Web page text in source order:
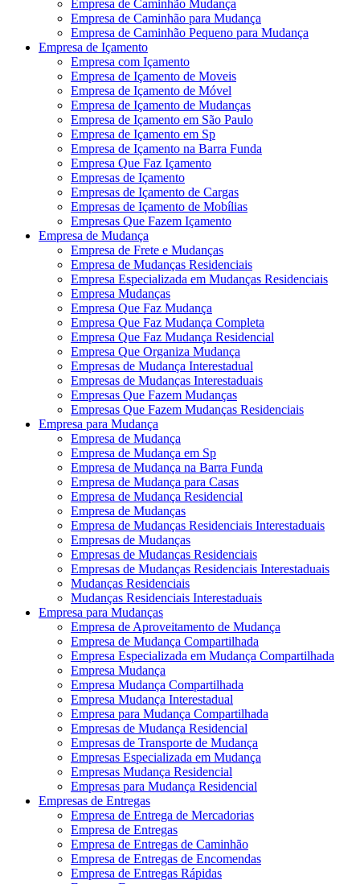
Empresa de Caminhão Mudança
Empresa de Caminhão para Mudança
Empresa de Caminhão Pequeno para Mudança
Empresa de Içamento
Empresa com Içamento
Empresa de Içamento de Moveis
Empresa de Içamento de Móvel
Empresa de Içamento de Mudanças
Empresa de Içamento em São Paulo
Empresa de Içamento em Sp
Empresa de Içamento na Barra Funda
Empresa Que Faz Içamento
Empresas de Içamento
Empresas de Içamento de Cargas
Empresas de Içamento de Mobílias
Empresas Que Fazem Içamento
Empresa de Mudança
Empresa de Frete e Mudanças
Empresa de Mudanças Residenciais
Empresa Especializada em Mudanças Residenciais
Empresa Mudanças
Empresa Que Faz Mudança
Empresa Que Faz Mudança Completa
Empresa Que Faz Mudança Residencial
Empresa Que Organiza Mudança
Empresas de Mudança Interestadual
Empresas de Mudanças Interestaduais
Empresas Que Fazem Mudanças
Empresas Que Fazem Mudanças Residenciais
Empresa para Mudança
Empresa de Mudança
Empresa de Mudança em Sp
Empresa de Mudança na Barra Funda
Empresa de Mudança para Casas
Empresa de Mudança Residencial
Empresa de Mudanças
Empresa de Mudanças Residenciais Interestaduais
Empresas de Mudanças
Empresas de Mudanças Residenciais
Empresas de Mudanças Residenciais Interestaduais
Mudanças Residenciais
Mudanças Residenciais Interestaduais
Empresa para Mudanças
Empresa de Aproveitamento de Mudança
Empresa de Mudança Compartilhada
Empresa Especializada em Mudança Compartilhada
Empresa Mudança
Empresa Mudança Compartilhada
Empresa Mudança Interestadual
Empresa para Mudança Compartilhada
Empresas de Mudança Residencial
Empresas de Transporte de Mudança
Empresas Especializada em Mudança
Empresas Mudança Residencial
Empresas para Mudança Residencial
Empresas de Entregas
Empresa de Entrega de Mercadorias
Empresa de Entregas
Empresa de Entregas de Caminhão
Empresa de Entregas de Encomendas
Empresa de Entregas Rápidas